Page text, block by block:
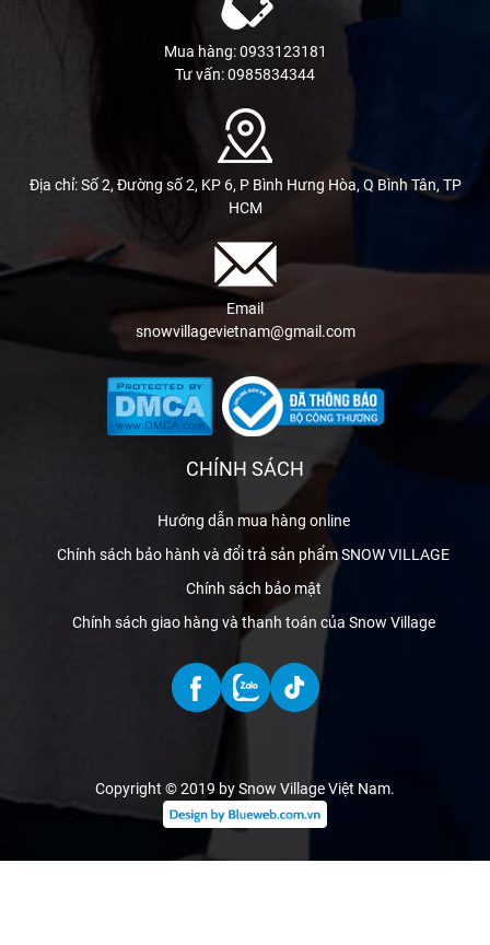
Mua hàng: 0933123181
Tư vấn: 0985834344
Địa chỉ: Số 2, Đường số 2, KP 6, P Bình Hưng Hòa, Q Bình Tân, TP
HCM
Email
snowvillagevietnam@gmail.com
CHÍNH SÁCH
Hướng dẫn mua hàng online
Chính sách bảo hành và đổi trả sản phẩm SNOW VILLAGE
Chính sách bảo mật
Chính sách giao hàng và thanh toán của Snow Village
Copyright © 2019 by Snow Village Việt Nam.